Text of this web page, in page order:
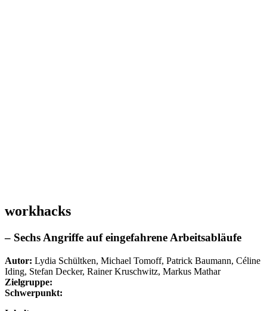
workhacks
– Sechs Angriffe auf eingefahrene Arbeitsabläufe
Autor: Lydia Schültken, Michael Tomoff, Patrick Baumann, Céline
Iding, Stefan Decker, Rainer Kruschwitz, Markus Mathar
Zielgruppe:
Schwerpunkt: